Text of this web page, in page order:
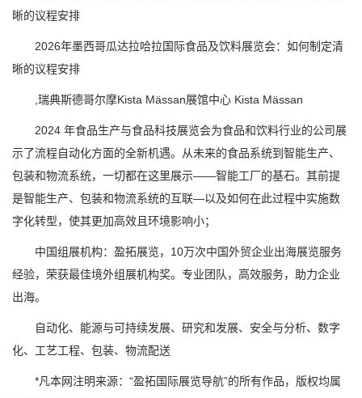
晰的议程安排
2026年墨西哥瓜达拉哈拉国际食品及饮料展览会：如何制定清
晰的议程安排
,瑞典斯德哥尔摩Kista Mässan展馆中心 Kista Mässan
2024 年食品生产与食品科技展览会为食品和饮料行业的公司展
示了流程自动化方面的全新机遇。从未来的食品系统到智能生产、
包装和物流系统，一切都在这里展示——智能工厂的基石。其前提
是智能生产、包装和物流系统的互联—以及如何在此过程中实施数
字化转型，使其更加高效且环境影响小；
中国组展机构：盈拓展览，10万次中国外贸企业出海展览服务
经验，荣获最佳境外组展机构奖。专业团队，高效服务，助力企业
出海。
自动化、能源与可持续发展、研究和发展、安全与分析、数字
化、工艺工程、包装、物流配送
*凡本网注明来源：“盈拓国际展览导航”的所有作品，版权均属